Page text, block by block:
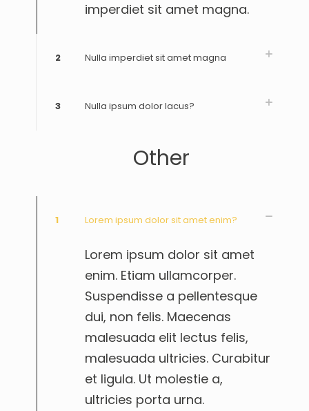
imperdiet sit amet magna.
2 Nulla imperdiet sit amet magna
3 Nulla ipsum dolor lacus?
Other
1 Lorem ipsum dolor sit amet enim?
Lorem ipsum dolor sit amet
enim. Etiam ullamcorper.
Suspendisse a pellentesque
dui, non felis. Maecenas
malesuada elit lectus felis,
malesuada ultricies. Curabitur
et ligula. Ut molestie a,
ultricies porta urna.